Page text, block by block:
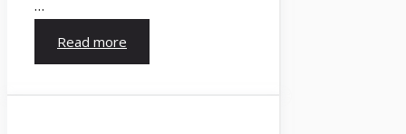
…
Read more